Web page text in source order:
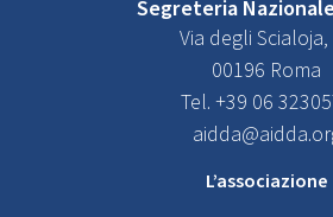
Segreteria
Via degli Scialoja,
00196 Roma
Tel. +39 06
L’associazione